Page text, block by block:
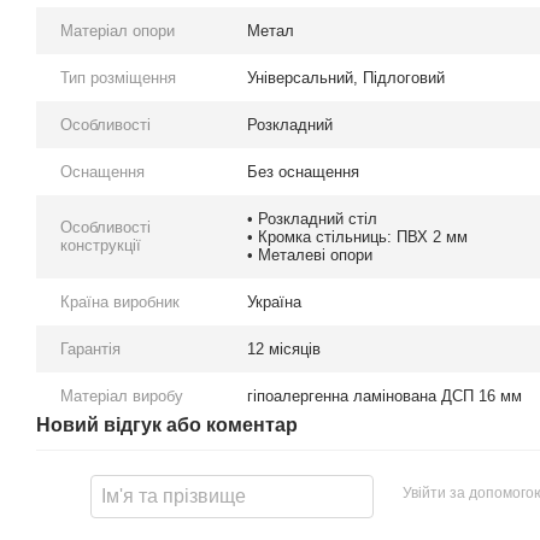
Матеріал опори Метал
Тип розміщення Універсальний, Підлоговий
Особливості Розкладний
Оснащення Без оснащення
Особливості
конструкції
• Розкладний стіл
• Кромка стільниць: ПВХ 2 мм
• Металеві опори
Країна виробник Україна
Гарантія 12 місяців
Матеріал виробу гіпоалергенна ламінована ДСП 16 мм
Новий відгук або коментар
Увійти за